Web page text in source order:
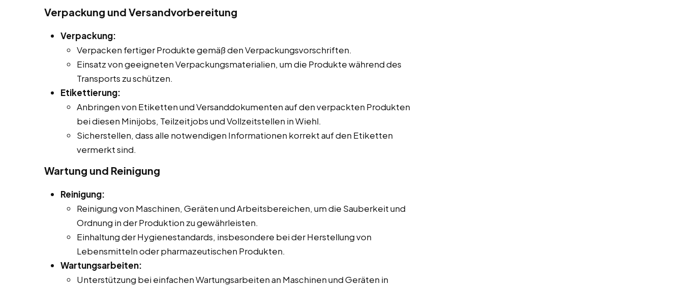
Verpackung und Versandvorbereitung
Verpackung:
Verpacken fertiger Produkte gemäß den Verpackungsvorschriften.
Einsatz von geeigneten Verpackungsmaterialien, um die Produkte während des
Transports zu schützen.
Etikettierung:
Anbringen von Etiketten und Versanddokumenten auf den verpackten Produkten
bei diesen Minijobs, Teilzeitjobs und Vollzeitstellen in Wiehl.
Sicherstellen, dass alle notwendigen Informationen korrekt auf den Etiketten
vermerkt sind.
Wartung und Reinigung
Reinigung:
Reinigung von Maschinen, Geräten und Arbeitsbereichen, um die Sauberkeit und
Ordnung in der Produktion zu gewährleisten.
Einhaltung der Hygienestandards, insbesondere bei der Herstellung von
Lebensmitteln oder pharmazeutischen Produkten.
Wartungsarbeiten:
Unterstützung bei einfachen Wartungsarbeiten an Maschinen und Geräten in